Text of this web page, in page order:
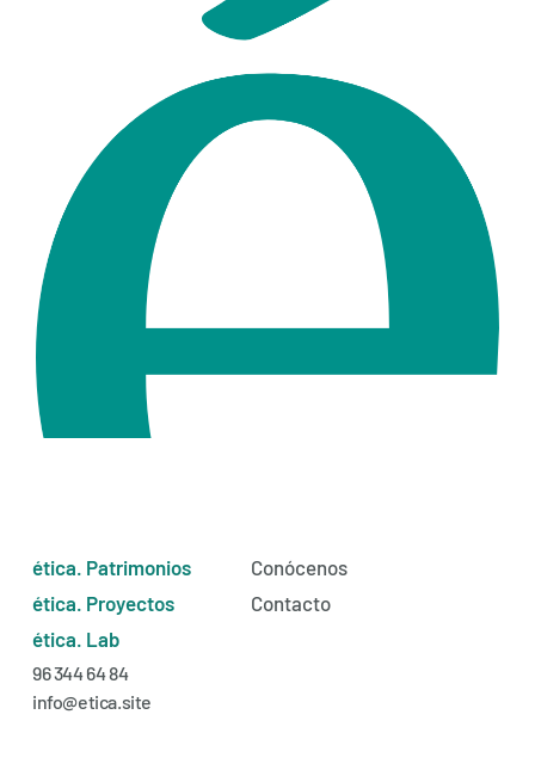
ética. Patrimonios
ética. Proyectos
ética. Lab
Conócenos
Contacto
96 344 64 84
info@etica.site